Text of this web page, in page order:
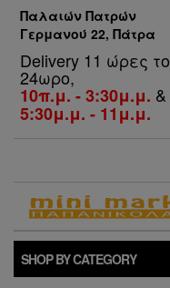
Παλαιών Πατρών
Γερμανού 22, Πάτρα
Delivery 11 ώρες το
24ωρο,
10π.μ. - 3:30μ.μ. &
5:30μ.μ. - 11μ.μ.
SHOP BY CATEGORY